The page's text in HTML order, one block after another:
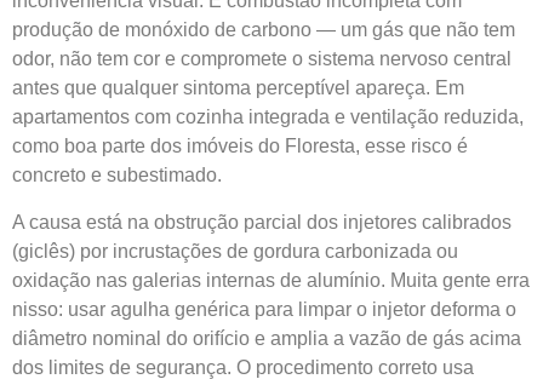
produção de monóxido de carbono — um gás que não tem
odor, não tem cor e compromete o sistema nervoso central
antes que qualquer sintoma perceptível apareça. Em
apartamentos com cozinha integrada e ventilação reduzida,
como boa parte dos imóveis do Floresta, esse risco é
concreto e subestimado.
A causa está na obstrução parcial dos injetores calibrados
(giclês) por incrustações de gordura carbonizada ou
oxidação nas galerias internas de alumínio. Muita gente erra
nisso: usar agulha genérica para limpar o injetor deforma o
diâmetro nominal do orifício e amplia a vazão de gás acima
dos limites de segurança. O procedimento correto usa